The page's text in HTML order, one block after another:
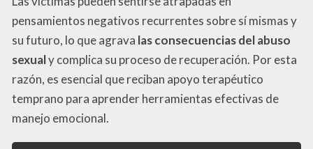
pensamientos negativos recurrentes sobre sí mismas y
su futuro, lo que agrava las consecuencias del abuso
sexualy complica su proceso de recuperación. Por esta
razón, es esencial que reciban apoyo terapéutico
temprano para aprender herramientas efectivas de
manejo emocional.